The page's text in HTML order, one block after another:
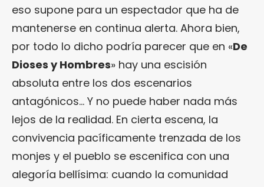
eso supone para un espectador que ha de
mantenerse en continua alerta. Ahora bien,
por todo lo dicho podría parecer que en «De
Dioses y Hombres» hay una escisión
absoluta entre los dos escenarios
antagónicos… Y no puede haber nada más
lejos de la realidad. En cierta escena, la
convivencia pacíficamente trenzada de los
monjes y el pueblo se escenifica con una
alegoría bellísima: cuando la comunidad